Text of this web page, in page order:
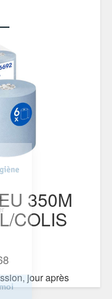
intéresse
pour moi
350M
COLIS
jour après
une